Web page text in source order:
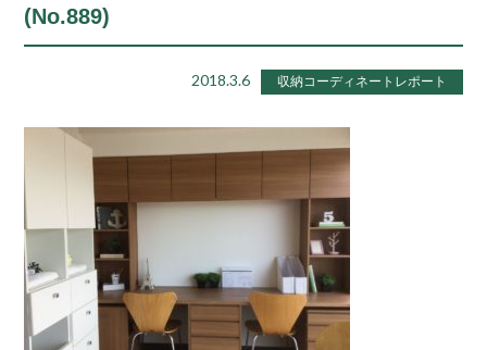
(No.889)
2018.3.6 収納コーディネートレポート